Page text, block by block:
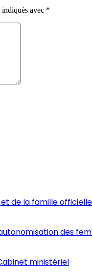
avec *
de la famille
des
ministériel